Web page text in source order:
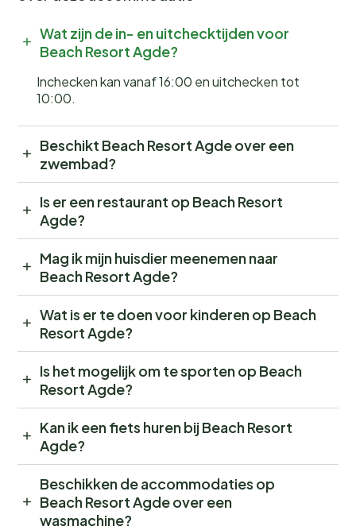
Wat zijn de in- en uitchecktijden voor
Beach Resort Agde?
Inchecken kan vanaf 16:00 en uitchecken tot
10:00.
Beschikt Beach Resort Agde over een
zwembad?
Is er een restaurant op Beach Resort
Agde?
Mag ik mijn huisdier meenemen naar
Beach Resort Agde?
Wat is er te doen voor kinderen op Beach
Resort Agde?
Is het mogelijk om te sporten op Beach
Resort Agde?
Kan ik een fiets huren bij Beach Resort
Agde?
Beschikken de accommodaties op
Beach Resort Agde over een
wasmachine?